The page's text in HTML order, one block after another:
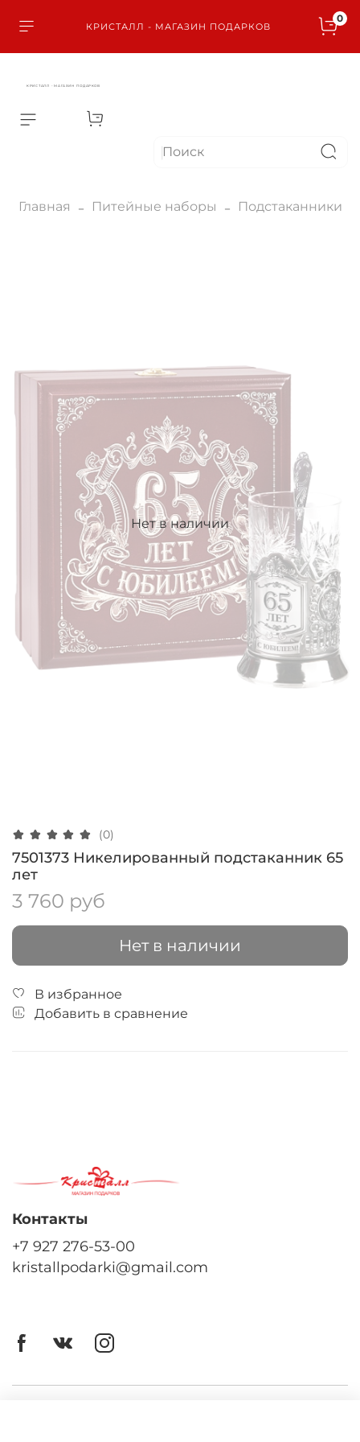
КРИСТАЛЛ - МАГАЗИН ПОДАРКОВ
0
КРИСТАЛЛ - МАГАЗИН ПОДАРКОВ
Главная Питейные наборы Подстаканники
Нет в наличии
(0)
7501373 Никелированный подстаканник 65
лет
3 760 руб
Нет в наличии
В избранное
Добавить в сравнение
Контакты
+7 927 276-53-00
kristallpodarki@gmail.com